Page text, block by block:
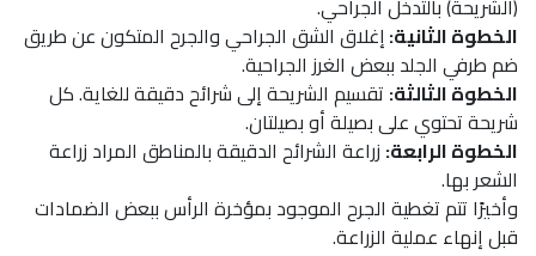
الخطوة الثانية:إغلاق الشق الجراحي والجرح المتكون عن طريق
ضم طرفي الجلد ببعض الغرز الجراحية.
الخطوة الثالثة: تقسيم الشريحة إلى شرائح دقيقة للغاية. كل
شريحة تحتوي على بصيلة أو بصيلتان.
الخطوة الرابعة: زراعة الشرائح الدقيقة بالمناطق المراد زراعة
الشعر بها.
وأخيرًا تتم تغطية الجرح الموجود بمؤخرة الرأس ببعض الضمادات
قبل إنهاء عملية الزراعة.